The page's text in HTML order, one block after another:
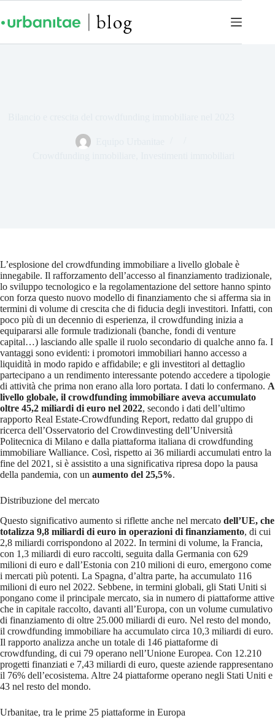
L’esplosione del crowdfunding immobiliare a livello globale è
innegabile. Il rafforzamento dell’accesso al finanziamento tradizionale,
lo sviluppo tecnologico e la regolamentazione del settore hanno spinto
con forza questo nuovo modello di finanziamento che si afferma sia in
termini di volume di crescita che di fiducia degli investitori. Infatti, con
poco più di un decennio di esperienza, il crowdfunding inizia a
equipararsi alle formule tradizionali (banche, fondi di venture
capital…) lasciando alle spalle il ruolo secondario di qualche anno fa. I
vantaggi sono evidenti: i promotori immobiliari hanno accesso a
liquidità in modo rapido e affidabile; e gli investitori al dettaglio
partecipano a un rendimento interessante potendo accedere a tipologie
di attività che prima non erano alla loro portata. I dati lo confermano. A
livello globale, il crowdfunding immobiliare aveva accumulato
oltre 45,2 miliardi di euro nel 2022, secondo i dati dell’ultimo
rapporto Real Estate-Crowdfunding Report, redatto dal gruppo di
ricerca dell’Osservatorio del Crowdinvesting dell’Università
Politecnica di Milano e dalla piattaforma italiana di crowdfunding
immobiliare Walliance. Così, rispetto ai 36 miliardi accumulati entro la
fine del 2021, si è assistito a una significativa ripresa dopo la pausa
della pandemia, con un aumento del 25,5%.
Distribuzione del mercato
Questo significativo aumento si riflette anche nel mercato dell’UE, che
totalizza 9,8 miliardi di euro in operazioni di finanziamento, di cui
2,8 miliardi corrispondono al 2022. In termini di volume, la Francia,
con 1,3 miliardi di euro raccolti, seguita dalla Germania con 629
milioni di euro e dall’Estonia con 210 milioni di euro, emergono come
i mercati più potenti. La Spagna, d’altra parte, ha accumulato 116
milioni di euro nel 2022. Sebbene, in termini globali, gli Stati Uniti si
pongano come il principale mercato, sia in numero di piattaforme attive
che in capitale raccolto, davanti all’Europa, con un volume cumulativo
di finanziamento di oltre 25.000 miliardi di euro. Nel resto del mondo,
il crowdfunding immobiliare ha accumulato circa 10,3 miliardi di euro.
Il rapporto analizza anche un totale di 146 piattaforme di
crowdfunding, di cui 79 operano nell’Unione Europea. Con 12.210
progetti finanziati e 7,43 miliardi di euro, queste aziende rappresentano
il 76% dell’ecosistema. Altre 24 piattaforme operano negli Stati Uniti e
43 nel resto del mondo.
Urbanitae, tra le prime 25 piattaforme in Europa